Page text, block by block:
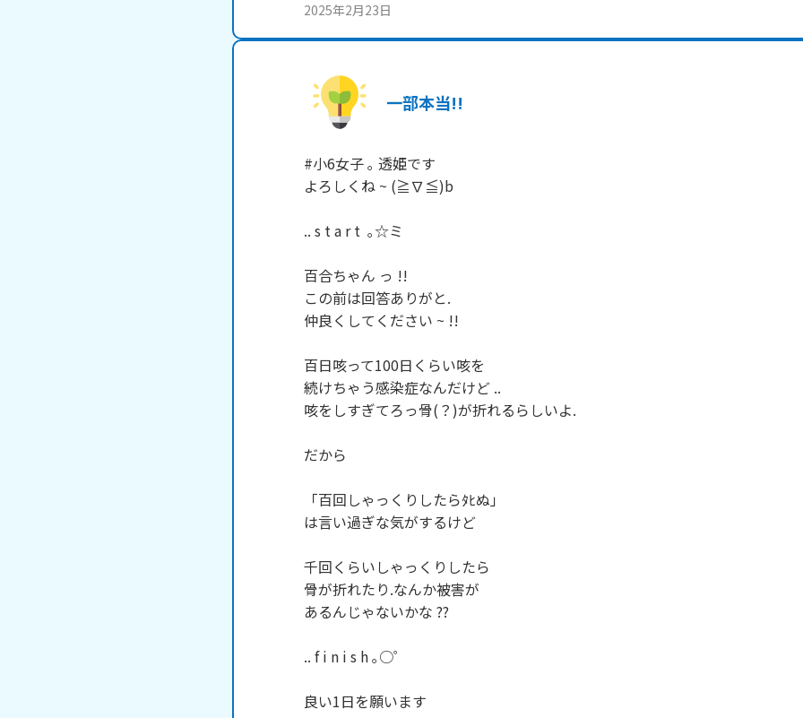
2025年2月23日
一部本当!!
#小6女子 ｡ 透姫です
よろしくね ~ (≧∇≦)b
.. s t a r t  ｡☆ミ
百合ちゃん っ !!
この前は回答ありがと.
仲良くしてください ~ !!
百日咳って100日くらい咳を
続けちゃう感染症なんだけど ..
咳をしすぎてろっ骨(？)が折れるらしいよ.
だから
「百回しゃっくりしたらﾀﾋぬ」
は言い過ぎな気がするけど
千回くらいしゃっくりしたら
骨が折れたり.なんか被害が
あるんじゃないかな ??
.. f i n i s h ｡○゜
良い1日を願います